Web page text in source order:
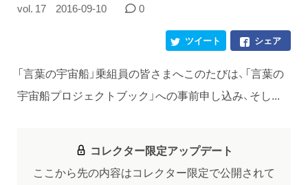
vol. 17 2016-09-10 0
シェア
ツイート
「言葉の宇宙船」乗組員の皆さまへこのたびは、「言葉の
宇宙船プロジェクトブック」への事前申し込み、そし...
コレクター限定アップデート
ここから先の内容はコレクター限定で公開されて